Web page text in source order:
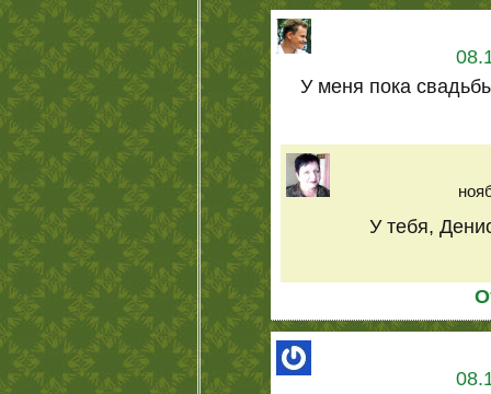
У меня пока
У тебя,